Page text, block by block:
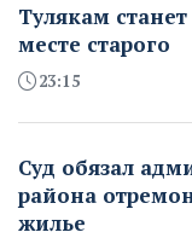
Тулякам
месте старого
23:15
Суд обязал
района
жилье